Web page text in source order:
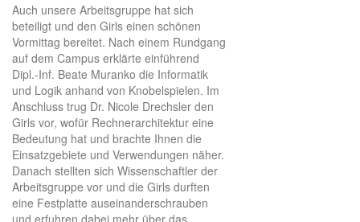
Auch unsere Arbeitsgruppe hat sich
beteiligt und den Girls einen schönen
Vormittag bereitet. Nach einem Rundgang
auf dem Campus erklärte einführend
Dipl.-Inf. Beate Muranko die Informatik
und Logik anhand von Knobelspielen. Im
Anschluss trug Dr. Nicole Drechsler den
Girls vor, wofür Rechnerarchitektur eine
Bedeutung hat und brachte Ihnen die
Einsatzgebiete und Verwendungen näher.
Danach stellten sich Wissenschaftler der
Arbeitsgruppe vor und die Girls durften
eine Festplatte auseinanderschrauben
und erfuhren dabei mehr über das